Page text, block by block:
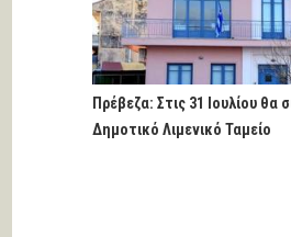
Πρέβεζα: Στις 31 Ιουλίου θα
Δημοτικό Λιμενικό Ταμείο